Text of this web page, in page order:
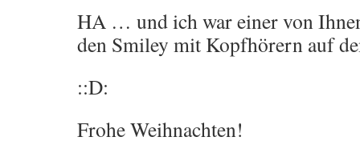
HA … und ich war einer von
den Smiley mit Kopfhörern auf
::D:
Frohe Weihnachten!